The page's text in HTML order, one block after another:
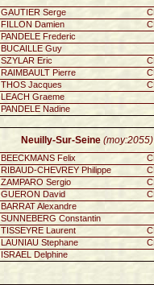
GAUTIER Serge
FILLON Damien
PANDELE Frederic
BUCAILLE Guy
SZYLAR Eric
RAIMBAULT Pierre
THOS Jacques
LEACH Graeme
PANDELE Nadine
Neuilly-Sur-Seine (moy:2055)
BEECKMANS Felix
RIBAUD-CHEVREY Philippe
ZAMPARO Sergio
GUERON David
BARRAT Alexandre
SUNNEBERG Constantin
TISSEYRE Laurent
LAUNIAU Stephane
ISRAEL Delphine